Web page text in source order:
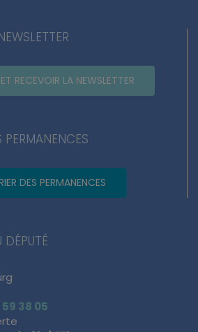
ET RECEVOIR LA NEWSLETTER
PERMANENCES
DES PERMANENCES
DÉPUTÉ
38 05